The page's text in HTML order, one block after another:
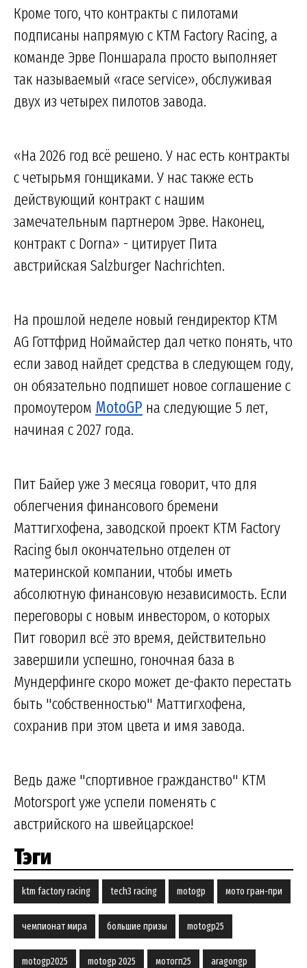
Кроме того, что контракты с пилотами
подписаны напрямую с KTM Factory Racing, а
команде Эрве Поншарала просто выполняет
так называемый «race service», обслуживая
двух из четырех пилотов завода.
«На 2026 год всё решено. У нас есть контракты
с четырьмя гонщиками. У нас также есть
действующий контракт с нашим
замечательным партнером Эрве. Наконец,
контракт с Dorna» - цитирует Пита
австрийская Salzburger Nachrichten.
На прошлой неделе новый гендиректор KTM
AG Готтфрид Ноймайстер дал четко понять, что
если завод найдет средства в следующем году,
он обязательно подпишет новое соглашение с
промоутером MotoGP на следующие 5 лет,
начиная с 2027 года.
Пит Байер уже 3 месяца говорит, что для
облегчения финансового бремени
Маттигхофена, заводской проект KTM Factory
Racing был окончательно отделен от
материнской компании, чтобы иметь
абсолютную финансовую независимость. Если
переговоры с новым инвестором, о которых
Пит говорил всё это время, действительно
завершили успешно, гоночная база в
Мундерфинге скоро может де-факто перестать
быть "собственностью" Маттигхофена,
сохранив при этом цвета и имя завода.
Ведь даже "спортивное гражданство" KTM
Motorsport уже успели поменять с
австрийского на швейцарское!
Тэги
ktm factory racing tech3 racing motogp мото гран-при
чемпионат мира большие призы motogp25
motogp2025 motogp 2025 мотогп25 aragongp